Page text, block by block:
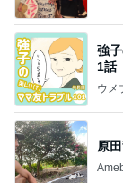
強
1話
ウメ
原